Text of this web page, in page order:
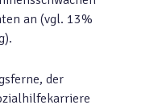
an (vgl. 13%
der